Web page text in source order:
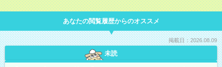
あなたの閲覧履歴からのオススメ
掲載日：2026.08.09
未読